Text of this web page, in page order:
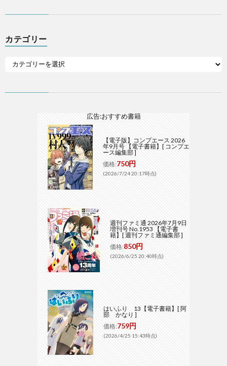
カテゴリー
広告:おすすめ書籍
【電子版】コンプエース 2026
年9月号 【電子書籍】[ コンプエ
ース編集部 ]
価格:750円
(2026/7/24 20:17時点)
週刊ファミ通 2026年7月9日
増刊号 No.1953 【電子書
籍】[ 週刊ファミ通編集部 ]
価格:850円
(2026/6/25 20:40時点)
はいふり 13【電子書籍】[ 阿
部 かなり ]
価格:759円
(2026/4/25 15:43時点)